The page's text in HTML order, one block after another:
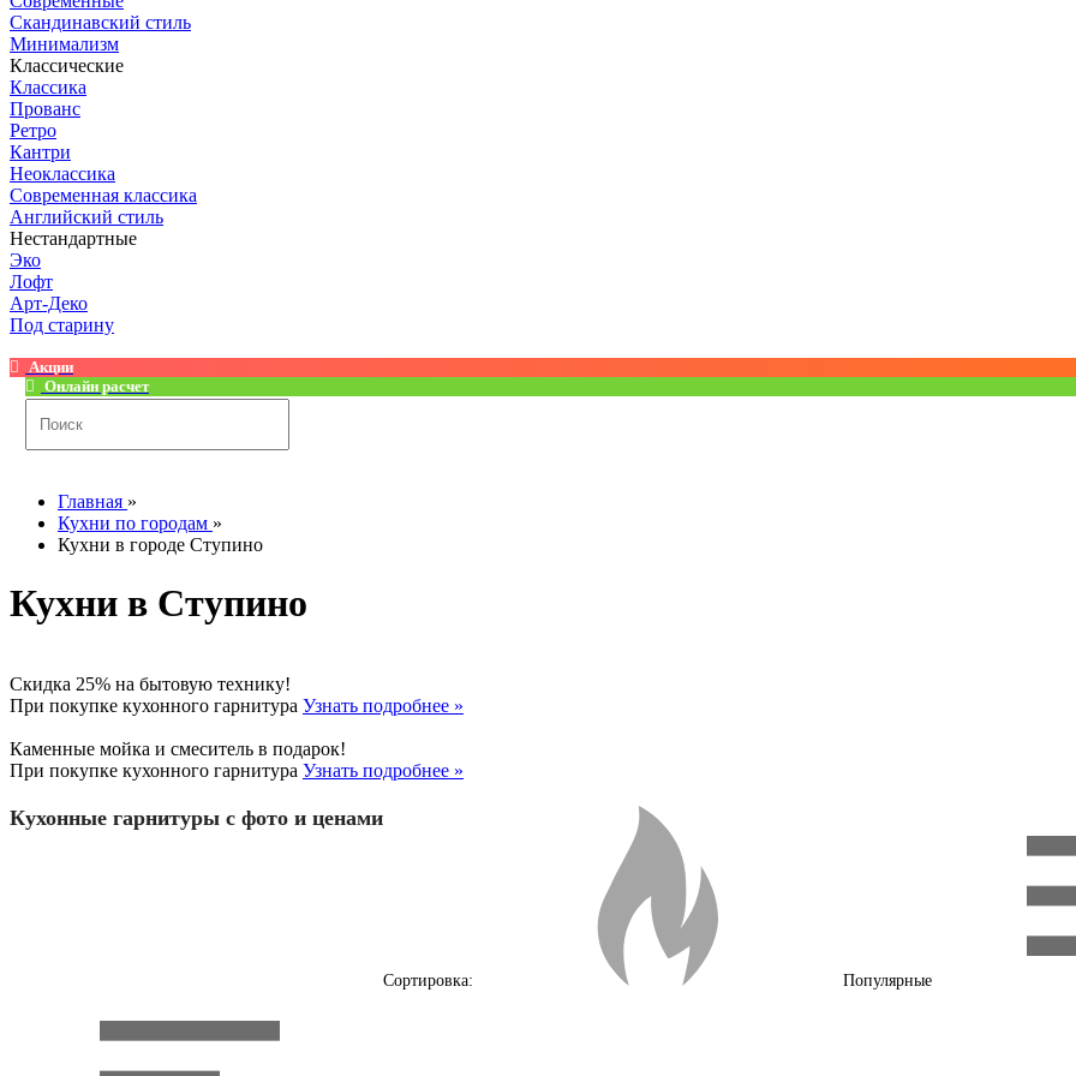
Скандинавский стиль
Минимализм
Классические
Классика
Прованс
Ретро
Кантри
Неоклассика
Современная классика
Английский стиль
Нестандартные
Эко
Лофт
Арт-Деко
Под старину
Акции
Онлайн расчет
Главная »
Кухни по городам »
Кухни в городе Ступино
Кухни в Ступино
Скидка 25% на бытовую технику!
При покупке кухонного гарнитура Узнать подробнее »
Каменные мойка и смеситель в подарок!
При покупке кухонного гарнитура Узнать подробнее »
Кухонные гарнитуры с фото и ценами
Сортировка: Популярные